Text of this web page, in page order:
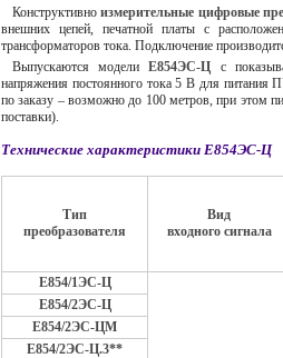
Конструктивноизмерительные цифровые
внешних цепей, печатной платы с
трансформаторов тока. Подключение
Выпускаются моделиЕ854ЭС-Ц с
напряжения постоянного тока 5 В для питания
по заказу – возможно до 100 метров, при этом
поставки).
Технические характеристики Е854ЭС-Ц
Тип
преобразователя
Вид
входного сигнала
Е854/1ЭС-Ц
Е854/2ЭС-Ц
Е854/2ЭС-ЦМ
Е854/2ЭС-Ц.3**